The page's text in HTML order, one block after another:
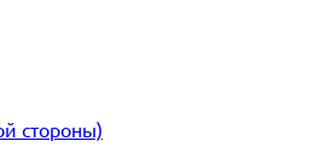
стороны)